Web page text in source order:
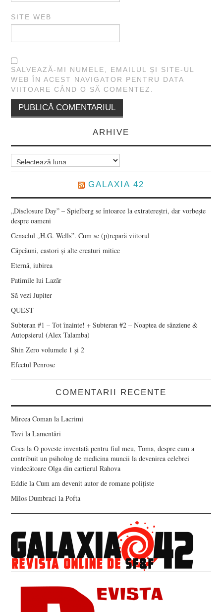
SITE WEB
SALVEAZĂ-MI NUMELE, EMAILUL ȘI SITE-UL
WEB ÎN ACEST NAVIGATOR PENTRU DATA
VIITOARE CÂND O SĂ COMENTEZ.
ARHIVE
Arhive
GALAXIA 42
„Disclosure Day” – Spielberg se întoarce la extratereștri, dar vorbește
despre oameni
Cenaclul „H.G. Wells”. Cum se (p)repară viitorul
Căpcăuni, castori și alte creaturi mitice
Eternă, iubirea
Patimile lui Lazăr
Să vezi Jupiter
QUEST
Subteran #1 – Tot înainte! + Subteran #2 – Noaptea de sânziene &
Autopsierul (Alex Talamba)
Shin Zero volumele 1 și 2
Efectul Penrose
COMENTARII RECENTE
Mircea Coman laLacrimi
Tavi laLamentări
Coca laO poveste inventată pentru fiul meu, Toma, despre cum a
contribuit un psiholog de medicina muncii la devenirea celebrei
vindecătoare Olga din cartierul Rahova
Eddie laCum am devenit autor de romane polițiste
Milos Dumbraci laPofta